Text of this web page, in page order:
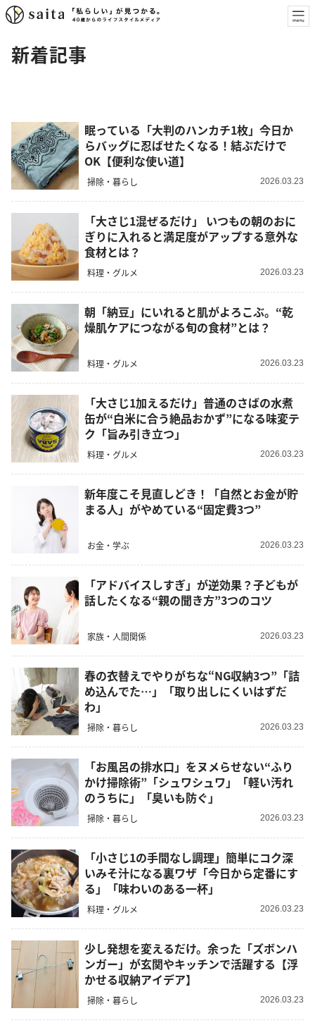
新着記事
眠っている「大判のハンカチ1枚」今日か
らバッグに忍ばせたくなる！結ぶだけで
OK【便利な使い道】
掃除・暮らし 2026.03.23
「大さじ1混ぜるだけ」 いつもの朝のおに
ぎりに入れると満足度がアップする意外な
食材とは？
料理・グルメ 2026.03.23
朝「納豆」にいれると肌がよろこぶ。“乾
燥肌ケアにつながる旬の食材”とは？
料理・グルメ 2026.03.23
「大さじ1加えるだけ」普通のさばの水煮
缶が“白米に合う絶品おかず”になる味変テ
ク「旨み引き立つ」
料理・グルメ 2026.03.23
新年度こそ見直しどき！「自然とお金が貯
まる人」がやめている“固定費3つ”
お金・学ぶ 2026.03.23
「アドバイスしすぎ」が逆効果？子どもが
話したくなる“親の聞き方”3つのコツ
家族・人間関係 2026.03.23
春の衣替えでやりがちな“NG収納3つ”「詰
め込んでた…」「取り出しにくいはずだ
わ」
掃除・暮らし 2026.03.23
「お風呂の排水口」をヌメらせない“ふり
かけ掃除術”「シュワシュワ」「軽い汚れ
のうちに」「臭いも防ぐ」
掃除・暮らし 2026.03.23
「小さじ1の手間なし調理」簡単にコク深
いみそ汁になる裏ワザ「今日から定番にす
る」「味わいのある一杯」
料理・グルメ 2026.03.23
少し発想を変えるだけ。余った「ズボンハ
ンガー」が玄関やキッチンで活躍する【浮
かせる収納アイデア】
掃除・暮らし 2026.03.23